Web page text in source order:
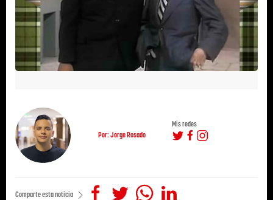
Por: Jorge Rosado
Mis redes
Comparte esta noticia